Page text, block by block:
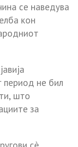
се наведува
кон
не бил
што
за